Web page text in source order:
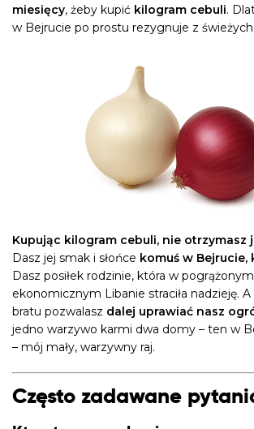
miesięcy, żeby kupić kilogram cebuli.
w Bejrucie po prostu rezygnuje z
Kupując kilogram cebuli, nie otrzymasz
Dasz jej smak i słońce komuś w Bejrucie,
Dasz posiłek rodzinie, która w
ekonomicznym Libanie straciła nadzieję.
bratu pozwalasz dalej uprawiać nasz
jedno warzywo karmi dwa domy – ten w
– mój mały, warzywny raj.
Często zadawane